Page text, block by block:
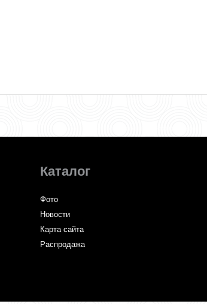
Каталог
Фото
Новости
Карта сайта
Распродажа